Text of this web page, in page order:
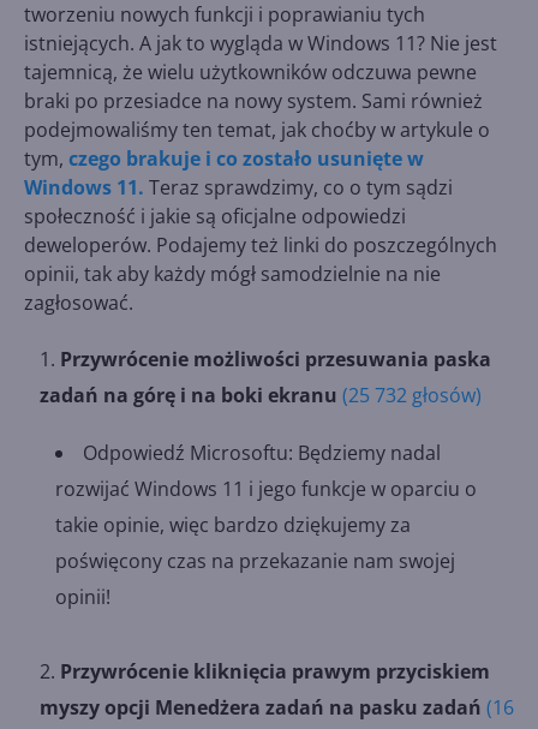
tworzeniu nowych funkcji i poprawianiu tych
istniejących. A jak to wygląda w Windows 11? Nie jest
tajemnicą, że wielu użytkowników odczuwa pewne
braki po przesiadce na nowy system. Sami również
podejmowaliśmy ten temat, jak choćby w artykule o
tym, czego brakuje i co zostało usunięte w
Windows 11. Teraz sprawdzimy, co o tym sądzi
społeczność i jakie są oficjalne odpowiedzi
deweloperów. Podajemy też linki do poszczególnych
opinii, tak aby każdy mógł samodzielnie na nie
zagłosować.
Przywrócenie możliwości przesuwania paska
zadań na górę i na boki ekranu (25 732 głosów)
Odpowiedź Microsoftu: Będziemy nadal
rozwijać Windows 11 i jego funkcje w oparciu o
takie opinie, więc bardzo dziękujemy za
poświęcony czas na przekazanie nam swojej
opinii!
Przywrócenie kliknięcia prawym przyciskiem
myszy opcji Menedżera zadań na pasku zadań (16